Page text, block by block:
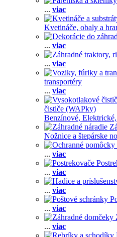
... viac
Kvetináče, obaly a
... viac
... viac
transportéry
... viac
čističe (WAPky)
Benzínové, Elektrické,
Nožnice a štepárske
... viac
... viac
... viac
... viac
... viac